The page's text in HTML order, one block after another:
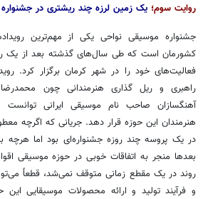
روایت سوم؛ یک زمین لرزه چند ریشتری در
جشنواره موسیقی نواحی یکی از مهم‌ترین
کشورمان است که طی سال‌های گذشته بعد از یک
فعالیت‌های خود را در شهر کرمان برگزار کرد.
راهبری و ریل گذاری هنرمندانی چون
آهنگسازان صاحب نام موسیقی ایرانی
هنرمندان این حوزه قرار دهد. جریانی که اگرچه
در یک پروسه چند روزه جشنواره‌ای بود اما هرچه
بعدها منجر به اتفاقات خوبی در حوزه موسیقی
روند در یک مقطع زمانی متوقف نمی‌شد، قطعاً
و فرآیند تولید و ارائه محصولات موسیقایی